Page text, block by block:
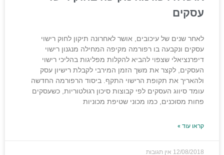
עסקים
לאחר שנים של עיכובים, אושר לאחרונה תיקון לחוק רישוי
עסקים ונקבעה בו רפורמה מקיפה המחילה מנגנון רישוי
דיפרנציאלי שצפוי להביא להקלות מפליגות בהליכי רישוי
העסקים, לקצר את משך הזמן המירבי לקבלת רישיון עסק
ולהאריך את תקופת הרישוי התקף. ביסוד הרפורמה החדשה
עומד סיווג העסקים לפי קבוצות סיכון רגולטוריות, כשעסקים
פחות מסוכנים, כמו מכוני שטיפת מכוניות
קראו עוד »
12/08/2018 אין תגובות